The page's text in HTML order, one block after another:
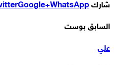
شارك
Google+WhatsApp
السابق بوست
علي